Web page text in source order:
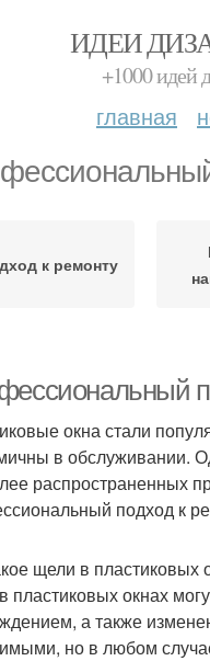
ИДЕИ
+1000 идей
главная
к ремонту
окна стали
в обслуживании.
распространенных
подход к
щели в пластиковых
пластиковых окнах
а также
но в любом